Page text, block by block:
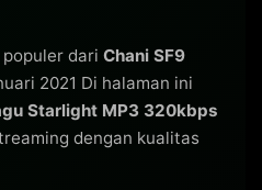
dari Chani SF9
2021 Di halaman ini
Starlight MP3 320kbps
dengan kualitas